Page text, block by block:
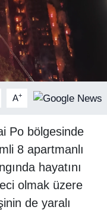
A+
Po bölgesinde
8 apartmanlı
hayatını
olmak üzere
de yaralı